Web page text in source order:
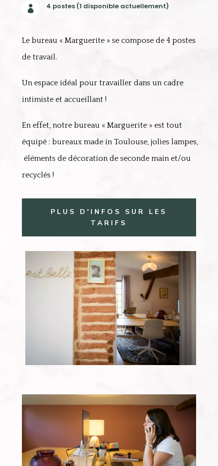
 4 postes (1 disponible actuellement)
Le bureau « Marguerite » se compose de 4 postes
de travail.
Un espace idéal pour travailler dans un cadre
intimiste et accueillant !
En effet, notre bureau « Marguerite » est tout
équipé : bureaux made in Toulouse, jolies lampes,
éléments de décoration de seconde main et/ou
recyclés !
PLUS D'INFOS SUR LES
TARIFS